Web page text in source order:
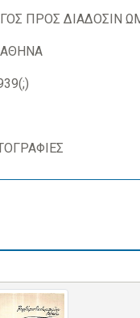
ΠΡΟΣ ΔΙΑΔΟΣΙΝ
ΑΘΗΝΑ